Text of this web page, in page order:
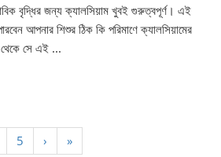
বৃদ্ধির জন্য ক্যালসিয়াম খুবই গুরুত্বপূর্ণ। এই
আপনার শিশুর ঠিক কি পরিমাণে ক্যালসিয়ামের
সে এই ...
5 › »